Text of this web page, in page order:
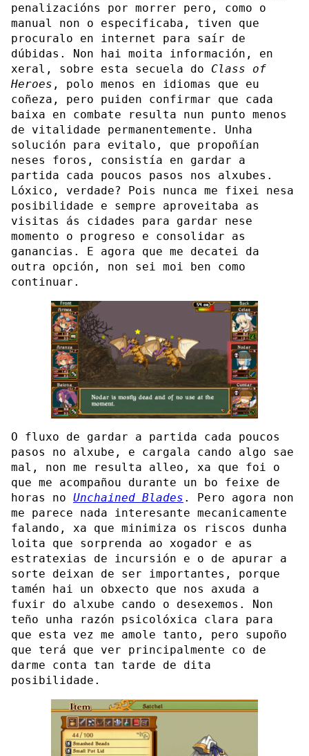
penalizacións por morrer pero, como o
manual non o especificaba, tiven que
procuralo en internet para saír de
dúbidas. Non hai moita información, en
xeral, sobre esta secuela do Class of
Heroes , polo menos en idiomas que eu
coñeza, pero puiden confirmar que cada
baixa en combate resulta nun punto menos
de vitalidade permanentemente. Unha
solución para evitalo, que propoñían
neses foros, consistía en gardar a
partida cada poucos pasos nos alxubes.
Lóxico, verdade? Pois nunca me fixei nesa
posibilidade e sempre aproveitaba as
visitas ás cidades para gardar nese
momento o progreso e consolidar as
ganancias. E agora que me decatei da
outra opción, non sei moi ben como
continuar.
O fluxo de gardar a partida cada poucos
pasos no alxube, e cargala cando algo sae
mal, non me resulta alleo, xa que foi o
que me acompañou durante un bo feixe de
horas no Unchained Blades . Pero agora non
me parece nada interesante mecanicamente
falando, xa que minimiza os riscos dunha
loita que sorprenda ao xogador e as
estratexias de incursión e o de apurar a
sorte deixan de ser importantes, porque
tamén hai un obxecto que nos axuda a
fuxir do alxube cando o desexemos. Non
teño unha razón psicolóxica clara para
que esta vez me amole tanto, pero supoño
que terá que ver principalmente co de
darme conta tan tarde de dita
posibilidade.